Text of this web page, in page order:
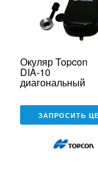
Окуляр Topcon
DIA-10
диагональный
ЗАПРОСИТЬ